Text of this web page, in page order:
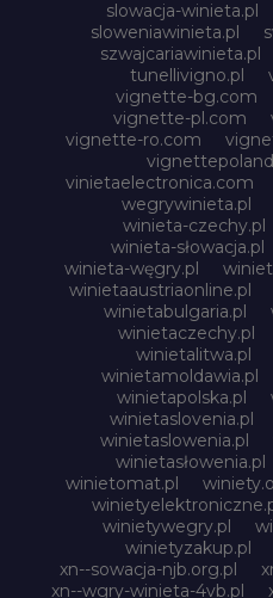
slowacja-winieta.pl
sloweniawinieta.pl
szwajcariawinieta.pl
tunellivigno.pl
vignette-bg.com
vignette-pl.com
vignette-ro.com
vinietaelectronica.com
wegrywinieta.pl
winieta-czechy.pl
winieta-słowacja.pl
winieta-węgry.pl
winietaaustriaonline.pl
winietabulgaria.pl
winietaczechy.pl
winietalitwa.pl
winietamoldawia.pl
winietapolska.pl
winietaslovenia.pl
winietaslowenia.pl
winietasłowenia.pl
winietomat.pl
winietywegry.pl
winietyzakup.pl
xn--sowacja-njb.org.pl
xn--wgry-winieta-4vb.pl